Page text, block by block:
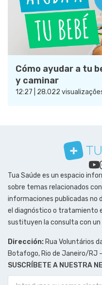
Cómo ayudar a tu
y caminar
12:27 | 28.022
Tua Saúde es un espacio
sobre temas relacionados
informaciones publicadas no
el diagnóstico o tratamiento
sustituyen la consulta con un
Dirección: Rua Voluntários
Botafogo, Rio de Janeiro/RJ
SUSCRÍBETE A NUESTRA